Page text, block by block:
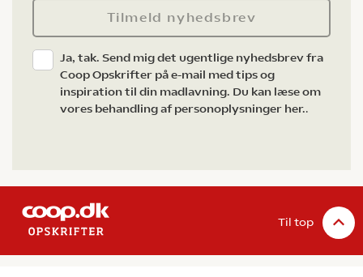
Tilmeld nyhedsbrev
Ja, tak. Send mig det ugentlige nyhedsbrev fra
Coop Opskrifter på e-mail med tips og
inspiration til din madlavning. Du kan læse om
vores behandling af personoplysninger her..
Til top